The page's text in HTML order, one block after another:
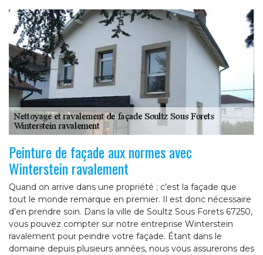
Peinture de façade aux normes avec
Winterstein ravalement
Quand on arrive dans une propriété ; c’est la façade que
tout le monde remarque en premier. Il est donc nécessaire
d’en prendre soin. Dans la ville de Soultz Sous Forets 67250,
vous pouvez compter sur notre entreprise Winterstein
ravalement pour peindre votre façade. Étant dans le
domaine depuis plusieurs années, nous vous assurerons des